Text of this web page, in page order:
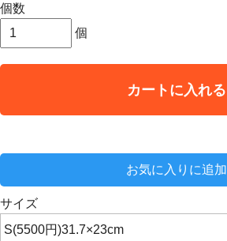
個数
個
カートに入れる
お気に入りに追加
サイズ